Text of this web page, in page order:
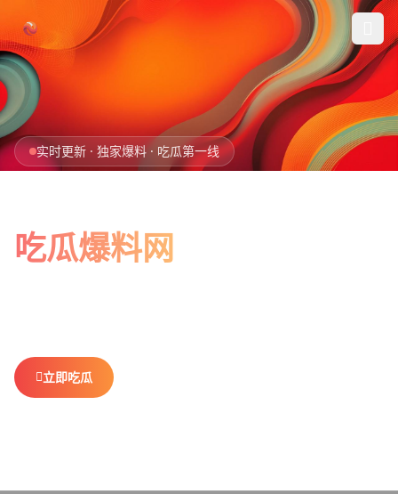
首页
今日爆料
实时更新 · 独家爆料 · 吃瓜第一线
吃瓜爆料网
立即吃瓜